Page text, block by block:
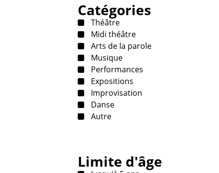
Catégories
Théâtre
Midi théâtre
Arts de la parole
Musique
Performances
Expositions
Improvisation
Danse
Autre
Limite d'âge